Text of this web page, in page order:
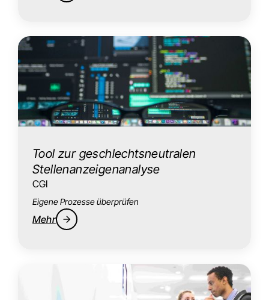
Tool zur geschlechtsneutralen
Stellenanzeigenanalyse
CGI
Eigene Prozesse überprüfen
Mehr